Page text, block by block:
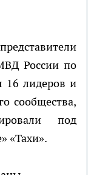
России по
16 лидеров и
сообщества,
под
«Тахи».